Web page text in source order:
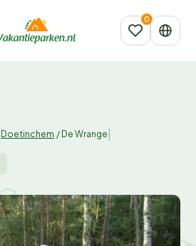
Doetinchem / De Wrange